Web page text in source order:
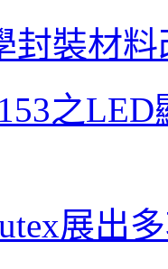
封裝材料
之LED
展出